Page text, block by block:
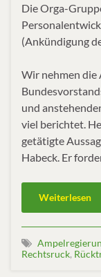
Die Orga-
(Ankündigung
Wir nehmen die
und
viel berichtet.
getätigte
Habeck. Er
Weiterlesen
Rechtsruck,